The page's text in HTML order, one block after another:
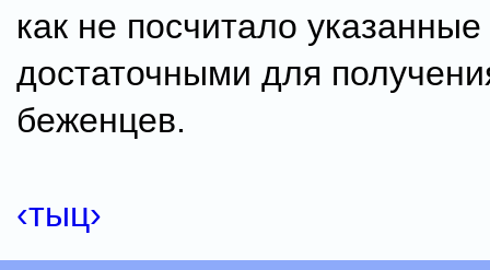
как не посчитало
достаточными для
беженцев.
‹тыц›